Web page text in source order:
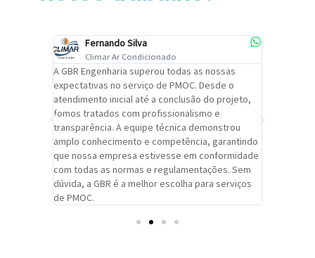
Fernando Silva
Climar Ar Condicionado
A GBR Engenharia superou todas as nossas
expectativas no serviço de PMOC. Desde o
atendimento inicial até a conclusão do projeto,
fomos tratados com profissionalismo e
transparência. A equipe técnica demonstrou
amplo conhecimento e competência, garantindo
que nossa empresa estivesse em conformidade
com todas as normas e regulamentações. Sem
dúvida, a GBR é a melhor escolha para serviços
de PMOC.